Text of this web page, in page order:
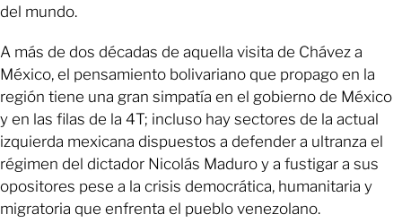
del mundo.
A más de dos décadas de aquella visita de Chávez a
México, el pensamiento bolivariano que propago en la
región tiene una gran simpatía en el gobierno de México
y en las filas de la 4T; incluso hay sectores de la actual
izquierda mexicana dispuestos a defender a ultranza el
régimen del dictador Nicolás Maduro y a fustigar a sus
opositores pese a la crisis democrática, humanitaria y
migratoria que enfrenta el pueblo venezolano.